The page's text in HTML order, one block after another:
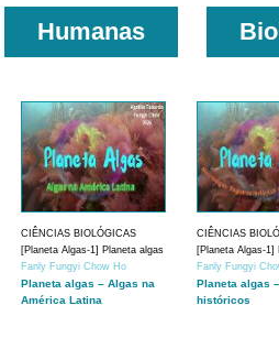
Humanas
CIÊNCIAS BIOLÓGICAS
[Planeta Algas-1] Planeta algas
Fanly Fungyi Chow Ho
Planeta algas – Algas na
América Latina
CIÊNCIAS
[Planeta Algas-1]
Fanly Fungyi
Planeta algas
históricos